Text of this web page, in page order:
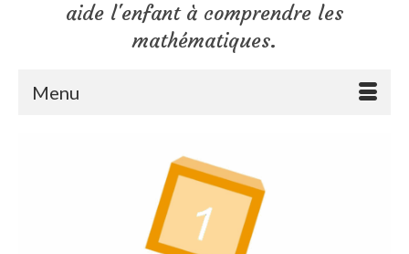
aide l'enfant à comprendre les
mathématiques.
Menu